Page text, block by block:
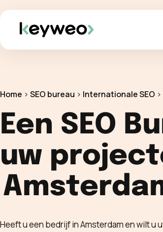
Home > SEO bureau > Internationale SEO >
Een SEO
uw
Heeft u een bedrijf in Amsterdam en wilt u